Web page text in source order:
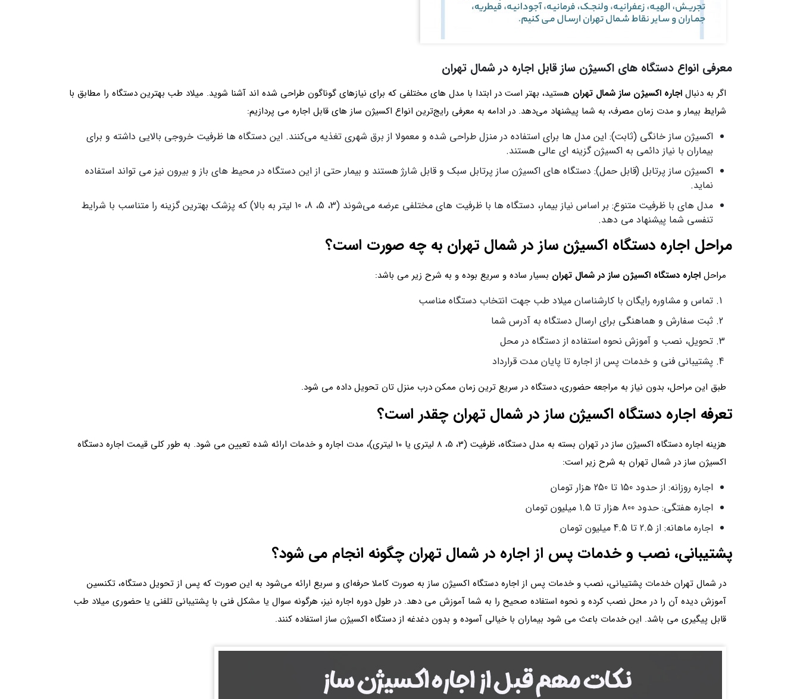
معرفی انواع دستگاه های اکسیژن ساز قابل اجاره در شمال تهران
اگر به دنبال اجاره اکسیژن‌ ساز شمال تهران هستید، بهتر است در ابتدا با مدل‌ های مختلفی که برای نیازهای گوناگون طراحی شده اند آشنا شوید. میلاد طب بهترین دستگاه‌ را مطابق با
شرایط بیمار و مدت زمان مصرف، به شما پیشنهاد می‌دهد. در ادامه به معرفی رایج‌ترین انواع اکسیژن ساز های قابل اجاره می پردازیم:
اکسیژن‌ ساز خانگی (ثابت): این مدل ها برای استفاده در منزل طراحی شده‌ و معمولا از برق شهری تغذیه می‌کنند. این دستگاه ها ظرفیت خروجی بالایی داشته و برای
بیماران با نیاز دائمی به اکسیژن گزینه ای عالی هستند.
اکسیژن‌ ساز پرتابل (قابل حمل): دستگاه‌ های اکسیژن ساز پرتابل سبک و قابل شارژ هستند و بیمار حتی از این دستگاه در محیط های باز و بیرون نیز می تواند استفاده
نماید.
مدل‌ های با ظرفیت متنوع: بر اساس نیاز بیمار، دستگاه‌ ها با ظرفیت‌ های مختلفی عرضه می‌شوند (3، 5، 8، 10 لیتر به بالا) که پزشک بهترین گزینه را متناسب با شرایط
تنفسی شما پیشنهاد می دهد.
مراحل اجاره دستگاه اکسیژن‌ ساز در شمال تهران به چه صورت است؟
مراحل اجاره دستگاه اکسیژن‌ ساز در شمال تهران بسیار ساده و سریع بوده و به شرح زیر می باشد:
تماس و مشاوره رایگان با کارشناسان میلاد طب جهت انتخاب دستگاه مناسب
ثبت سفارش و هماهنگی برای ارسال دستگاه به آدرس شما
تحویل، نصب و آموزش نحوه استفاده از دستگاه در محل
پشتیبانی فنی و خدمات پس از اجاره تا پایان مدت قرارداد
طبق این مراحل، بدون نیاز به مراجعه حضوری، دستگاه در سریع ترین زمان ممکن درب منزل‌ تان تحویل داده می شود.
تعرفه اجاره دستگاه اکسیژن‌ ساز در شمال تهران چقدر است؟
هزینه اجاره دستگاه اکسیژن‌ ساز در تهران بسته به مدل دستگاه، ظرفیت (3، 5، 8 لیتری یا 10 لیتری)، مدت اجاره و خدمات ارائه شده تعیین می شود. به طور کلی قیمت اجاره دستگاه
اکسیژن‌ ساز در شمال تهران به شرح زیر است:
اجاره روزانه: از حدود 150 تا 250 هزار تومان
اجاره هفتگی: حدود 800 هزار تا 1.5 میلیون تومان
اجاره ماهانه: از 2.5 تا 4.5 میلیون تومان
پشتیبانی، نصب و خدمات پس از اجاره در شمال تهران چگونه انجام می شود؟
در شمال تهران خدمات پشتیبانی، نصب و خدمات پس از اجاره دستگاه اکسیژن‌ ساز به‌ صورت کاملا حرفه‌ای و سریع ارائه می‌شود به این صورت که پس از تحویل دستگاه، تکنسین
آموزش‌ دیده آن را در محل نصب کرده و نحوه استفاده صحیح را به شما آموزش می دهد. در طول دوره اجاره نیز، هرگونه سوال یا مشکل فنی با پشتیبانی تلفنی یا حضوری میلاد طب
قابل پیگیری می باشد. این خدمات باعث می‌ شود بیماران با خیالی آسوده و بدون دغدغه از دستگاه اکسیژن ساز استفاده کنند.